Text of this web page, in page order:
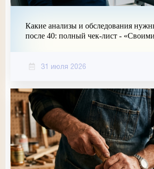
Какие анализы и обследования
после 40: полный чек-лист -
31 июля 2026